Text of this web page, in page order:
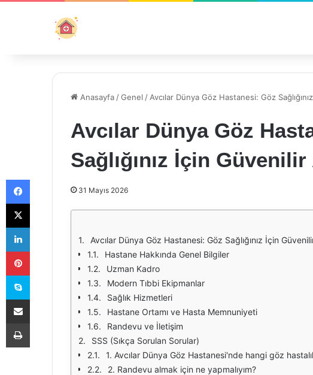
Anasayfa /Genel / Avcılar Dünya Göz Hastanesi: Göz
Avcılar Dünya Göz
Sağlığınız İçin
31 Mayıs 2026
Avcılar Dünya Göz Hastanesi: Göz Sağlığınız İçin
Hastane Hakkında Genel Bilgiler
Uzman Kadro
Modern Tıbbi Ekipmanlar
Sağlık Hizmetleri
Hastane Ortamı ve Hasta Memnuniyeti
Randevu ve İletişim
SSS (Sıkça Sorulan Sorular)
1. Avcılar Dünya Göz Hastanesi'nde hangi göz
2. Randevu almak için ne yapmalıyım?
Facebook
X
LinkedIn
Pinterest
Skype
E-Posta ile paylaş